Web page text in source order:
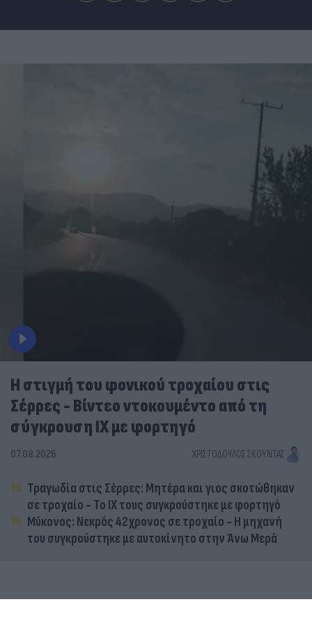
Η στιγμή του φονικού τροχαίου στις
Σέρρες - Βίντεο ντοκουμέντο από τη
σύγκρουση ΙΧ με φορτηγό
07.08.2026 ΧΡΙΣΤΌΔΟΥΛΟΣ ΣΚΟΎΝΤΑΣ
Τραγωδία στις Σέρρες: Μητέρα και γιος σκοτώθηκαν
σε τροχαίο - Το ΙΧ τους συγκρούστηκε με φορτηγό
Μύκονος: Νεκρός 42χρονος σε τροχαίο - Η μηχανή
του συγκρούστηκε με αυτοκίνητο στην Άνω Μερά